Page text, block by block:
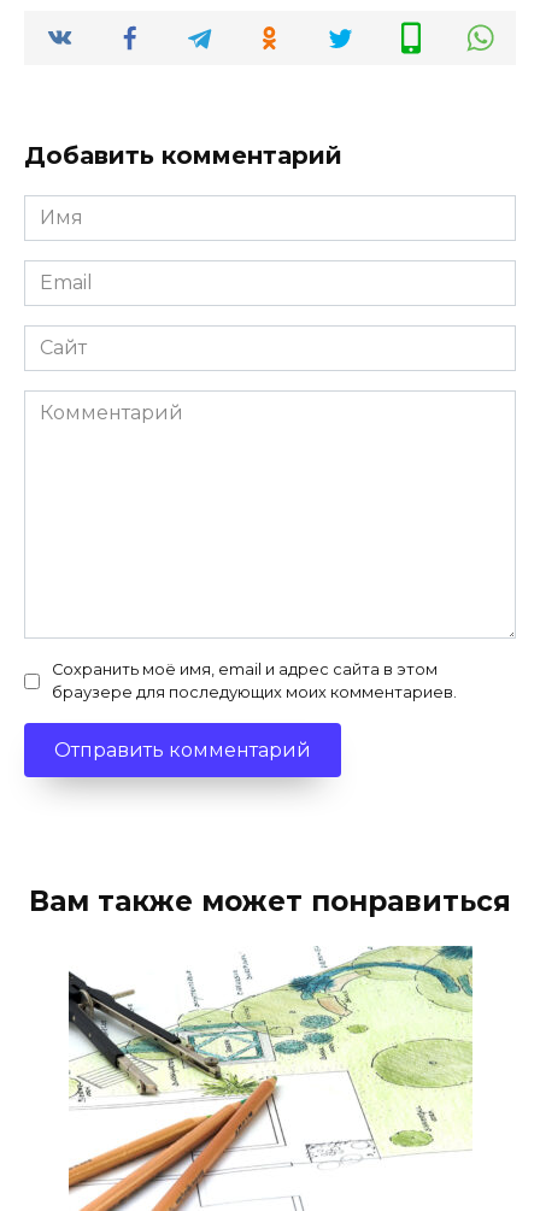
Добавить комментарий
Имя
*
Email
*
Сайт
Комментарий
Сохранить моё имя, email и адрес сайта в этом
браузере для последующих моих комментариев.
Вам также может понравиться